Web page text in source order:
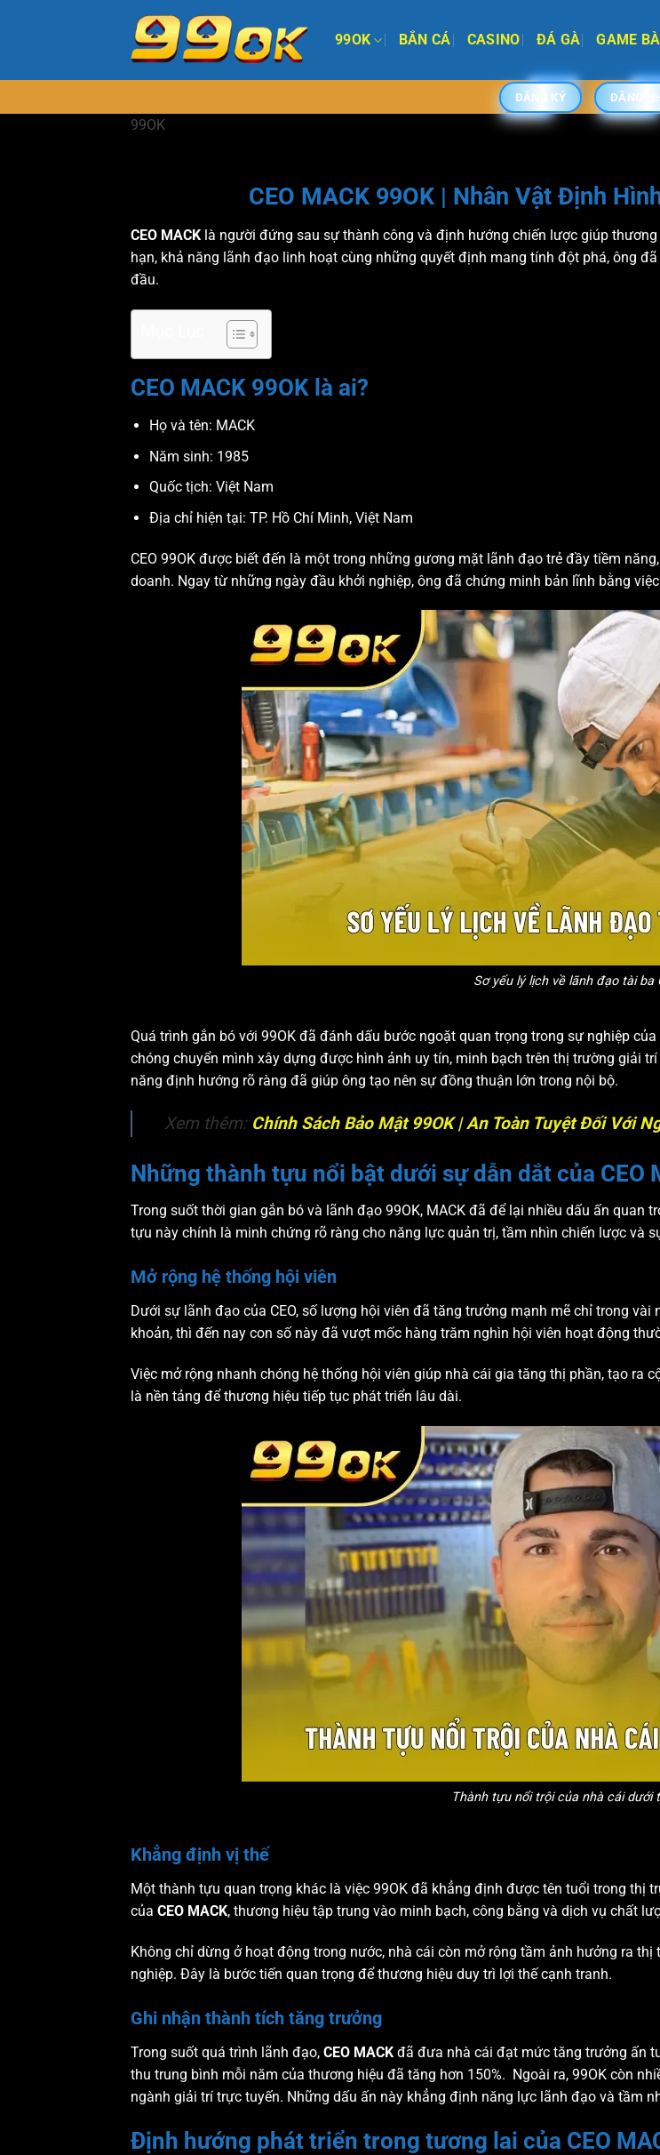
dung
99OK BẮN CÁ CASINO ĐÁ GÀ GAME
ĐĂNG KÝ ĐĂNG
99OK
CEO MACK 99OK | Nhân Vật Định
CEO MACK là người đứng sau sự thành công và định hướng chiến lược giúp thương
hạn, khả năng lãnh đạo linh hoạt cùng những quyết định mang tính đột phá, ông
đầu.
CEO MACK 99OK là ai?
Họ và tên: MACK
Năm sinh: 1985
Quốc tịch: Việt Nam
Địa chỉ hiện tại: TP. Hồ Chí Minh, Việt Nam
CEO 99OK được biết đến là một trong những gương mặt lãnh đạo trẻ đầy tiềm
doanh. Ngay từ những ngày đầu khởi nghiệp, ông đã chứng minh bản lĩnh bằng
Sơ yếu lý lịch về lãnh đạo tài ba
Quá trình gắn bó với 99OK đã đánh dấu bước ngoặt quan trọng trong sự nghiệp của
chóng chuyển mình xây dựng được hình ảnh uy tín, minh bạch trên thị trường giải
năng định hướng rõ ràng đã giúp ông tạo nên sự đồng thuận lớn trong nội bộ.
Xem thêm: Chính Sách Bảo Mật 99OK | An Toàn Tuyệt Đối Với
Những thành tựu nổi bật dưới sự dẫn dắt của CEO
Trong suốt thời gian gắn bó và lãnh đạo 99OK, MACK đã để lại nhiều dấu ấn
tựu này chính là minh chứng rõ ràng cho năng lực quản trị, tầm nhìn chiến lược và
Mở rộng hệ thống hội viên
Dưới sự lãnh đạo của CEO, số lượng hội viên đã tăng trưởng mạnh mẽ chỉ trong
khoản, thì đến nay con số này đã vượt mốc hàng trăm nghìn hội viên hoạt động
Việc mở rộng nhanh chóng hệ thống hội viên giúp nhà cái gia tăng thị phần, tạo ra
là nền tảng để thương hiệu tiếp tục phát triển lâu dài.
Thành tựu nổi trội của nhà cái dưới
Khẳng định vị thế
Một thành tựu quan trọng khác là việc 99OK đã khẳng định được tên tuổi trong thị
của CEO MACK, thương hiệu tập trung vào minh bạch, công bằng và dịch vụ chất
Không chỉ dừng ở hoạt động trong nước, nhà cái còn mở rộng tầm ảnh hưởng ra
nghiệp. Đây là bước tiến quan trọng để thương hiệu duy trì lợi thế cạnh tranh.
Ghi nhận thành tích tăng trưởng
Trong suốt quá trình lãnh đạo, CEO MACK đã đưa nhà cái đạt mức tăng trưởng ấn
thu trung bình mỗi năm của thương hiệu đã tăng hơn 150%. Ngoài ra, 99OK còn
ngành giải trí trực tuyến. Những dấu ấn này khẳng định năng lực lãnh đạo và tầm
Định hướng phát triển trong tương lai của CEO